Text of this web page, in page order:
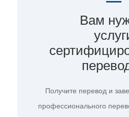
Вам
Получите перевод и
профессионального